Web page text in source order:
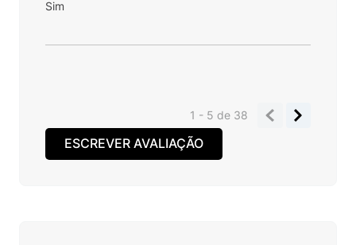
Sim
1 - 5de 38
ESCREVER AVALIAÇÃO